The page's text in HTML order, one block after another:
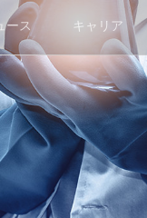
ース キャリア